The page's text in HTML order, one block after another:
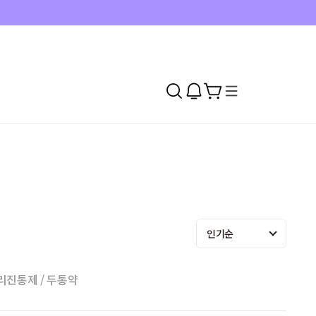
인기순
진통제 / 두통약